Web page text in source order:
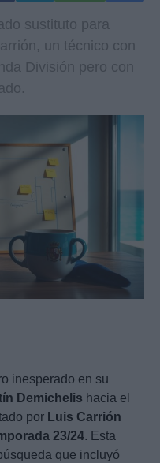
sustituto para
un técnico con
División pero con
inesperado en su
Demichelis hacia el
por Luis Carrión
23/24. Esta
que incluyó